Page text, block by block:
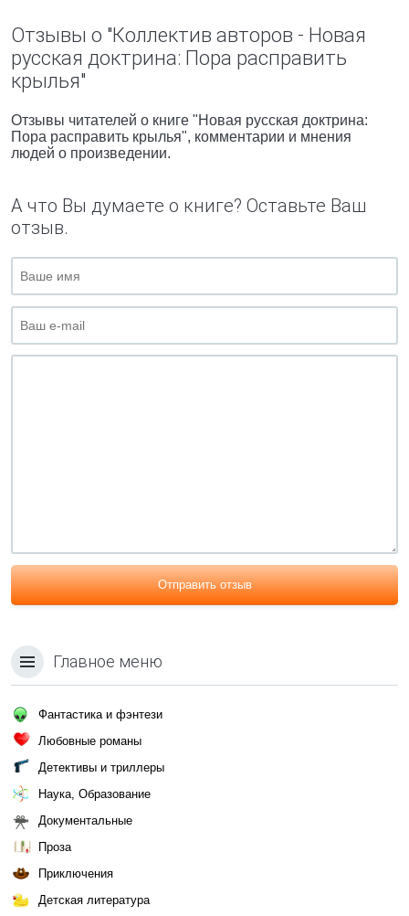
Отзывы о "Коллектив авторов - Новая
русская доктрина: Пора расправить
крылья"
Отзывы читателей о книге "Новая русская доктрина:
Пора расправить крылья", комментарии и мнения
людей о произведении.
А что Вы думаете о книге? Оставьте Ваш
отзыв.
Отправить отзыв
Главное меню
Фантастика и фэнтези
Любовные романы
Детективы и триллеры
Наука, Образование
Документальные
Проза
Приключения
Детская литература